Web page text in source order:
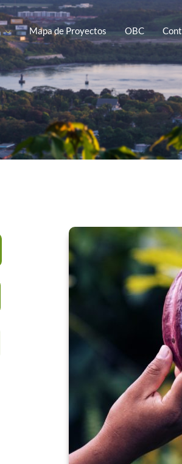
Mapa de Proyectos OBC